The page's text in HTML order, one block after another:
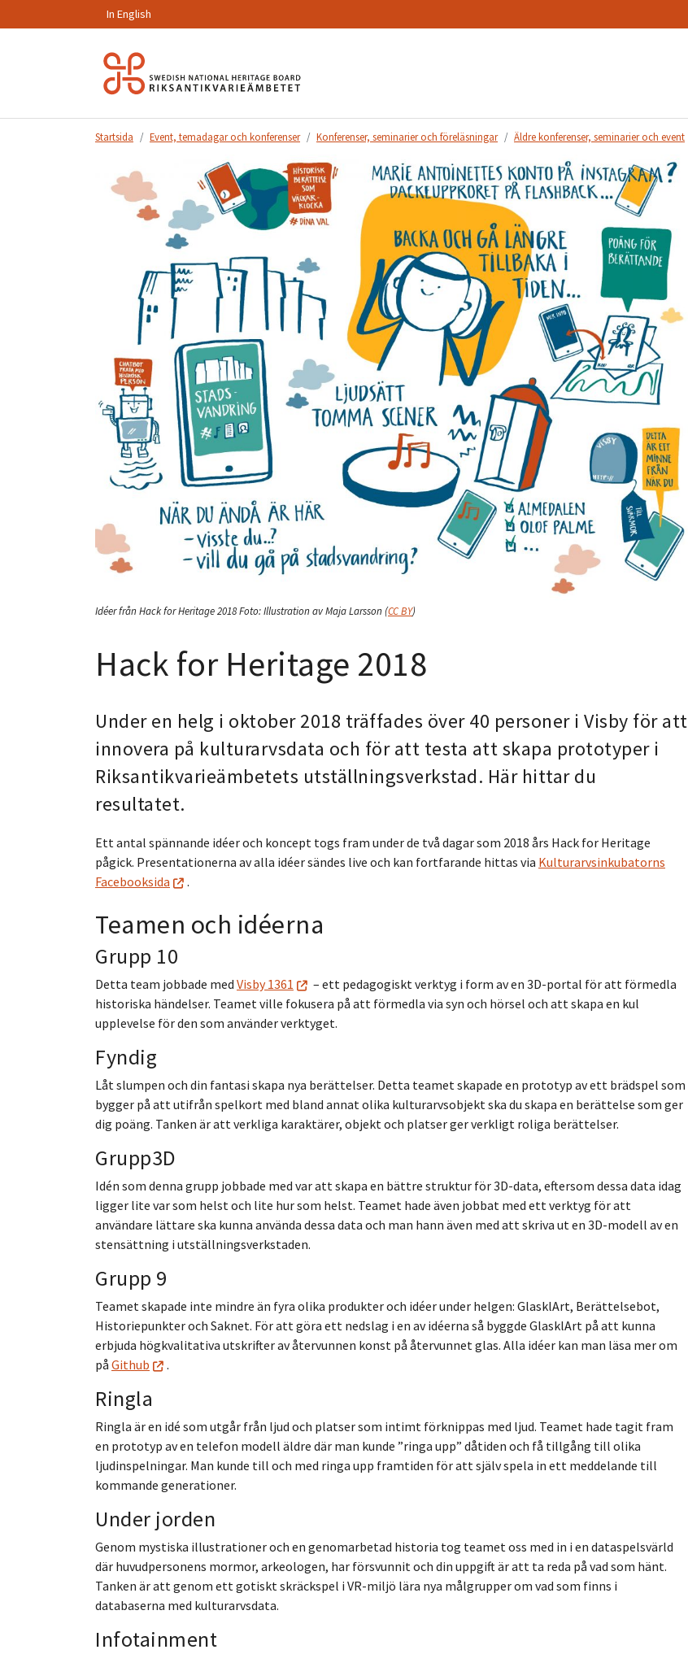
In English
Startsida Event, temadagar och konferenser Konferenser, seminarier och föreläsningar Äldre konferenser, seminarier och event
Idéer från Hack for Heritage 2018Foto:Illustration av Maja Larsson (CC BY)
Hack for Heritage 2018
Under en helg i oktober 2018 träffades över 40 personer i Visby för att
innovera på kulturarvsdata och för att testa att skapa prototyper i
Riksantikvarieämbetets utställningsverkstad. Här hittar du
resultatet.
Ett antal spännande idéer och koncept togs fram under de två dagar som 2018 års Hack for Heritage
pågick. Presentationerna av alla idéer sändes live och kan fortfarande hittas via Kulturarvsinkubatorns
Facebooksida
.
Teamen och idéerna
Grupp 10
Detta team jobbade med Visby 1361
– ett pedagogiskt verktyg i form av en 3D-portal för att förmedla
historiska händelser. Teamet ville fokusera på att förmedla via syn och hörsel och att skapa en kul
upplevelse för den som använder verktyget.
Fyndig
Låt slumpen och din fantasi skapa nya berättelser. Detta teamet skapade en prototyp av ett brädspel som
bygger på att utifrån spelkort med bland annat olika kulturarvsobjekt ska du skapa en berättelse som ger
dig poäng. Tanken är att verkliga karaktärer, objekt och platser ger verkligt roliga berättelser.
Grupp3D
Idén som denna grupp jobbade med var att skapa en bättre struktur för 3D-data, eftersom dessa data idag
ligger lite var som helst och lite hur som helst. Teamet hade även jobbat med ett verktyg för att
användare lättare ska kunna använda dessa data och man hann även med att skriva ut en 3D-modell av en
stensättning i utställningsverkstaden.
Grupp 9
Teamet skapade inte mindre än fyra olika produkter och idéer under helgen: GlasklArt, Berättelsebot,
Historiepunkter och Saknet. För att göra ett nedslag i en av idéerna så byggde GlasklArt på att kunna
erbjuda högkvalitativa utskrifter av återvunnen konst på återvunnet glas. Alla idéer kan man läsa mer om
på Github .
Ringla
Ringla är en idé som utgår från ljud och platser som intimt förknippas med ljud. Teamet hade tagit fram
en prototyp av en telefon modell äldre där man kunde ”ringa upp” dåtiden och få tillgång till olika
ljudinspelningar. Man kunde till och med ringa upp framtiden för att själv spela in ett meddelande till
kommande generationer.
Under jorden
Genom mystiska illustrationer och en genomarbetad historia tog teamet oss med in i en dataspelsvärld
där huvudpersonens mormor, arkeologen, har försvunnit och din uppgift är att ta reda på vad som hänt.
Tanken är att genom ett gotiskt skräckspel i VR-miljö lära nya målgrupper om vad som finns i
databaserna med kulturarvsdata.
Infotainment